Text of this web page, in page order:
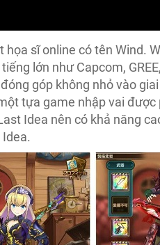
sĩ online có tên Wind.
lớn như Capcom,
góp không nhỏ vào
tựa game nhập vai được
Idea nên có khả năng